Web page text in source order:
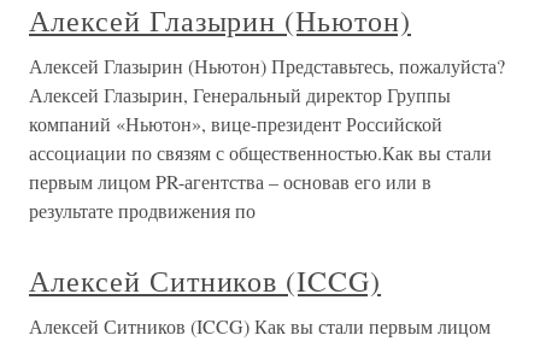
Алексей Глазырин (Ньютон)
Алексей Глазырин (Ньютон) Представьтесь, пожалуйста?
Алексей Глазырин, Генеральный директор Группы
компаний «Ньютон», вице-президент Российской
ассоциации по связям с общественностью.Как вы стали
первым лицом PR-агентства – основав его или в
результате продвижения по
Алексей Ситников (ICCG)
Алексей Ситников (ICCG) Как вы стали первым лицом